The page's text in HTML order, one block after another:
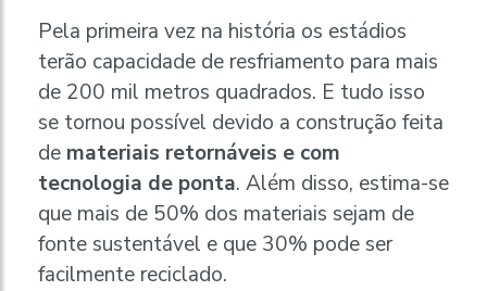
Pela primeira vez na história os estádios
terão capacidade de resfriamento para mais
de 200 mil metros quadrados. E tudo isso
se tornou possível devido a construção feita
de materiais retornáveis e com
tecnologia de ponta. Além disso, estima-se
que mais de 50% dos materiais sejam de
fonte sustentável e que 30% pode ser
facilmente reciclado.